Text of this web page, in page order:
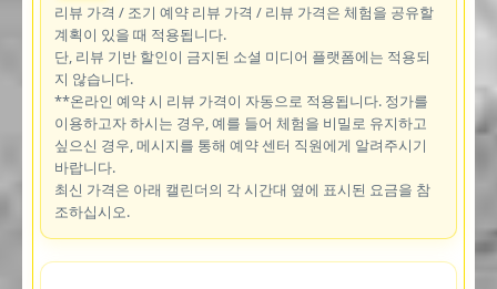
리뷰 가격 / 조기 예약 리뷰 가격 / 리뷰 가격은 체험을 공유할
계획이 있을 때 적용됩니다.
단, 리뷰 기반 할인이 금지된 소셜 미디어 플랫폼에는 적용되
지 않습니다.
**온라인 예약 시 리뷰 가격이 자동으로 적용됩니다. 정가를
이용하고자 하시는 경우, 예를 들어 체험을 비밀로 유지하고
싶으신 경우, 메시지를 통해 예약 센터 직원에게 알려주시기
바랍니다.
최신 가격은 아래 캘린더의 각 시간대 옆에 표시된 요금을 참
조하십시오.